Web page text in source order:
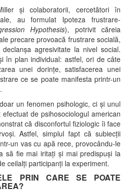
şi colaboratorii, cercetători în
au formulat Ipoteza frustrare-
Hypothesis), potrivit căreia
precare provoacă frustrare socială,
agresivitate la nivel social.
în plan individual: astfel, ori de câte
unei dorințe, satisfacerea unei
ce se poate manifesta printr-un
un fenomen psihologic, ci și unul
de psihosociologul american
că disconfortul fiziologic îi face
Astfel, simplul fapt că subiecții
un vas cu apă rece, provocându-le
să fie mai iritați și mai predispuși la
ceilalți participanți la experiment.
PRIN CARE SE POATE